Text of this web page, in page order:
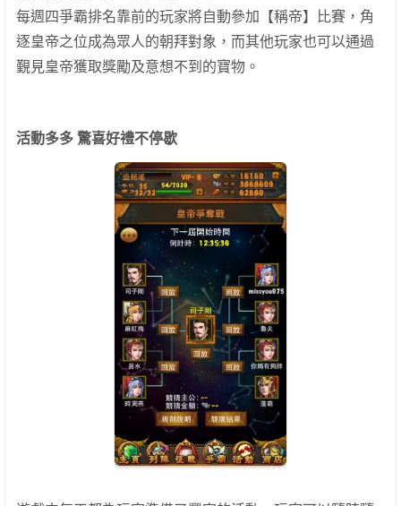
每週四爭霸排名靠前的玩家將自動參加【稱帝】比賽，角
逐皇帝之位成為眾人的朝拜對象，而其他玩家也可以通過
覲見皇帝獲取獎勵及意想不到的寶物。
活動多多 驚喜好禮不停歇